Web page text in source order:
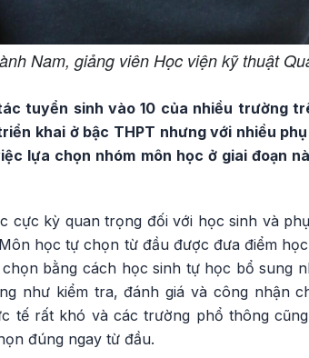
Nam, giảng viên Học viện kỹ thuật
tuyển sinh vào 10 của nhiều trường
khai ở bậc THPT nhưng với nhiều
lựa chọn nhóm môn học ở giai đoạn
cực kỳ quan trọng đối với học sinh và
học tự chọn từ đầu được đưa điểm
bằng cách học sinh tự học bổ sung
như kiểm tra, đánh giá và công nhận
tế rất khó và các trường phổ thông
đúng ngay từ đầu.